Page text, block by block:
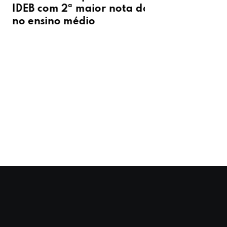
com 2ª maior nota do Brasil
médio